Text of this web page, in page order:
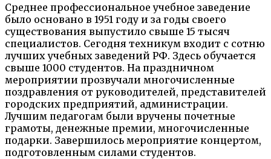
Среднее профессиональное учебное заведение
было основано в 1951 году и за годы своего
существования выпустило свыше 15 тысяч
специалистов. Сегодня техникум входит с сотню
лучших учебных заведений РФ. Здесь обучается
свыше 1000 студентов. На праздничном
мероприятии прозвучали многочисленные
поздравления от руководителей, представителей
городских предприятий, администрации.
Лучшим педагогам были вручены почетные
грамоты, денежные премии, многочисленные
подарки. Завершилось мероприятие концертом,
подготовленным силами студентов.